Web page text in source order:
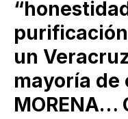
un
mayoría de
MORENA…